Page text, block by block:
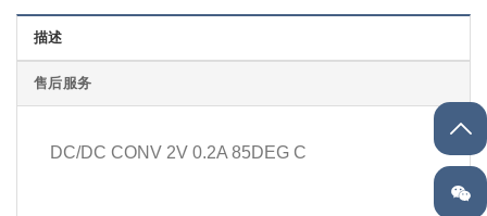
描述
售后服务
DC/DC CONV 2V 0.2A 85DEG C